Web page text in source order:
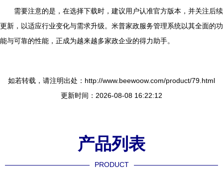
需要注意的是，在选择下载时，建议用户认准官方版本，并关注后续
更新，以适应行业变化与需求升级。米普家政服务管理系统以其全面的功
能与可靠的性能，正成为越来越多家政企业的得力助手。
如若转载，请注明出处：http://www.beewoow.com/product/79.html
更新时间：2026-08-08 16:22:12
产品列表
PRODUCT